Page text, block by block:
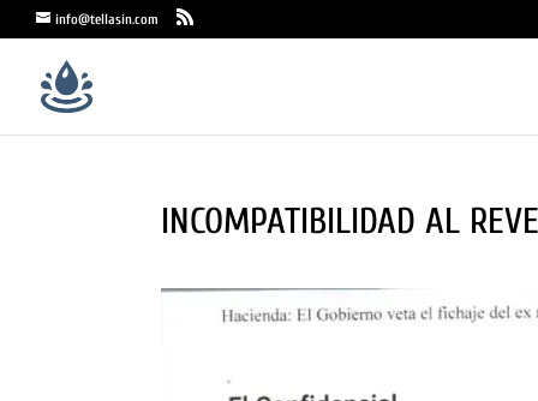
info@tellasin.com
INCOMPATIBILIDAD AL